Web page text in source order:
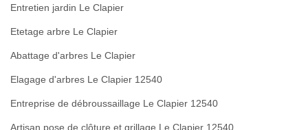
Entretien jardin Le Clapier
Etetage arbre Le Clapier
Abattage d'arbres Le Clapier
Elagage d'arbres Le Clapier 12540
Entreprise de débroussaillage Le Clapier 12540
Artisan pose de clôture et grillage Le Clapier 12540